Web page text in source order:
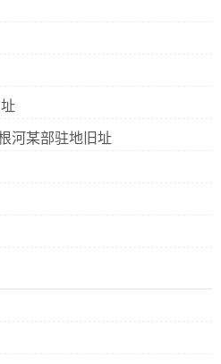
河某部驻地旧址